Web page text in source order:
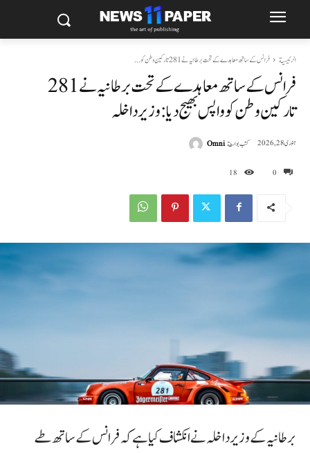
الرئيسية فرانس کے ساتھ معاہدے کے تحت برطانیہ نے 281 تارکین وطن کو...
فرانس کے ساتھ معاہدے کے تحت برطانیہ نے 281
تارکین وطن کو واپس بھیج دیا: وزیر داخلہ
0
18
جنوری 28, 2026 كتب بواسطةOmni
برطانیہ کے وزیر داخلہ نے انکشاف کیا ہے کہ فرانس کے ساتھ طے